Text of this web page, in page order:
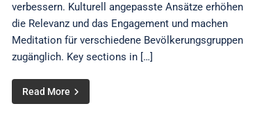
verbessern. Kulturell angepasste Ansätze erhöhen
die Relevanz und das Engagement und machen
Meditation für verschiedene Bevölkerungsgruppen
zugänglich. Key sections in […]
Read More